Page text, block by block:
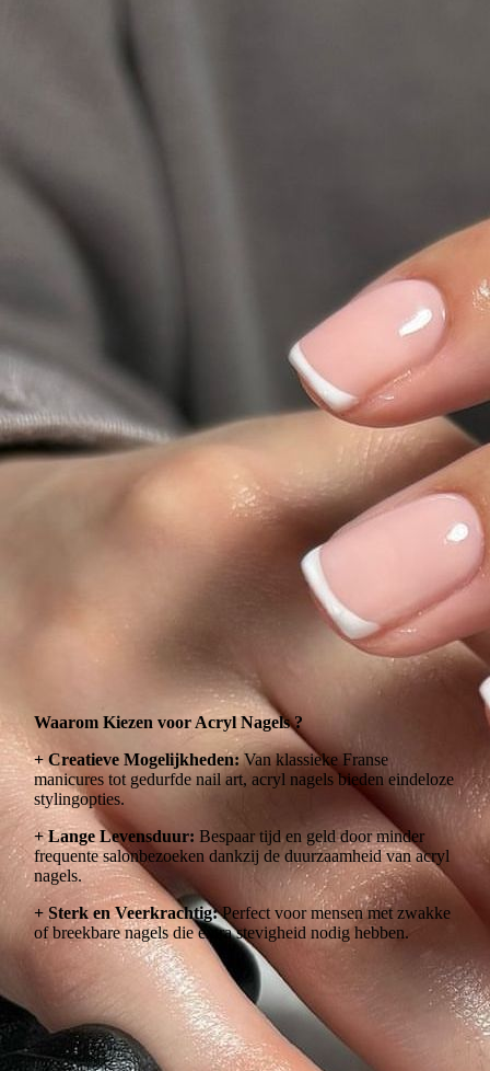
PHOTO-2024-05-23-07-19-45-cmid_jleh9-4ipzyf
Waarom Kiezen voor Acryl Nagels ?
+ Creatieve Mogelijkheden:Van klassieke Franse
manicures tot gedurfde nail art, acryl nagels bieden eindeloze
stylingopties.
+ Lange Levensduur:Bespaar tijd en geld door minder
frequente salonbezoeken dankzij de duurzaamheid van acryl
nagels.
+ Sterk en Veerkrachtig:Perfect voor mensen met zwakke
of breekbare nagels die extra stevigheid nodig hebben.